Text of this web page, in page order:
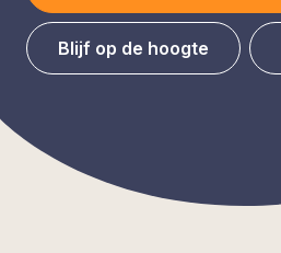
Blijf op de hoogte